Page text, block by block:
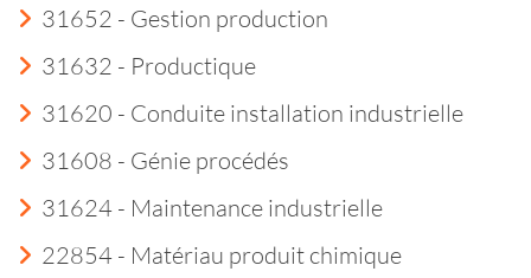
31652 - Gestion production
31632 - Productique
31620 - Conduite installation industrielle
31608 - Génie procédés
31624 - Maintenance industrielle
22854 - Matériau produit chimique